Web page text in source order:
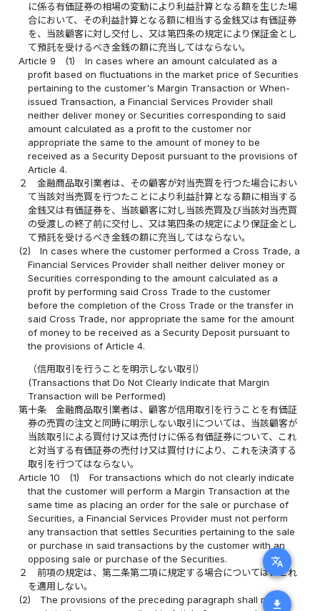
translate
download
に係る有価証券の相場の変動により利益計算となる額を生じた場
合において、その利益計算となる額に相当する金銭又は有価証券
を、当該顧客に対し交付し、又は第四条の規定により保証金とし
て預託を受けるべき金銭の額に充当してはならない。
Article 9
(1)
In cases where an amount calculated as a
profit based on fluctuations in the market price of Securities
pertaining to the customer's Margin Transaction or When-
issued Transaction, a Financial Services Provider shall
neither deliver money or Securities corresponding to said
amount calculated as a profit to the customer nor
appropriate the same to the amount of money to be
received as a Security Deposit pursuant to the provisions of
Article 4.
２
金融商品取引業者は、その顧客が対当売買を行つた場合におい
て当該対当売買を行つたことにより利益計算となる額に相当する
金銭又は有価証券を、当該顧客に対し当該売買及び当該対当売買
の受渡しの終了前に交付し、又は第四条の規定により保証金とし
て預託を受けるべき金銭の額に充当してはならない。
(2)
In cases where the customer performed a Cross Trade, a
Financial Services Provider shall neither deliver money or
Securities corresponding to the amount calculated as a
profit by performing said Cross Trade to the customer
before the completion of the Cross Trade or the transfer in
said Cross Trade, nor appropriate the same for the amount
of money to be received as a Security Deposit pursuant to
the provisions of Article 4.
（信用取引を行うことを明示しない取引）
(Transactions that Do Not Clearly Indicate that Margin
Transaction will be Performed)
第十条
金融商品取引業者は、顧客が信用取引を行うことを有価証
券の売買の注文と同時に明示しない取引については、当該顧客が
当該取引による買付け又は売付けに係る有価証券について、これ
と対当する有価証券の売付け又は買付けにより、これを決済する
取引を行つてはならない。
Article 10
(1)
For transactions which do not clearly indicate
that the customer will perform a Margin Transaction at the
same time as placing an order for the sale or purchase of
Securities, a Financial Services Provider must not perform
any transaction that settles Securities pertaining to the sale
or purchase in said transactions by the customer with an
opposing sale or purchase of the Securities.
２
前項の規定は、第二条第二項に規定する場合については、これ
を適用しない。
(2)
The provisions of the preceding paragraph shall not